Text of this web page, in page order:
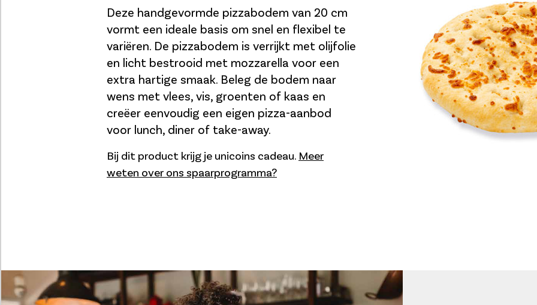
Deze handgevormde pizzabodem van 20 cm
vormt een ideale basis om snel en flexibel te
variëren. De pizzabodem is verrijkt met olijfolie
en licht bestrooid met mozzarella voor een
extra hartige smaak. Beleg de bodem naar
wens met vlees, vis, groenten of kaas en
creëer eenvoudig een eigen pizza-aanbod
voor lunch, diner of take-away.
Bij dit product krijg je unicoins cadeau. Meer
weten over ons spaarprogramma?